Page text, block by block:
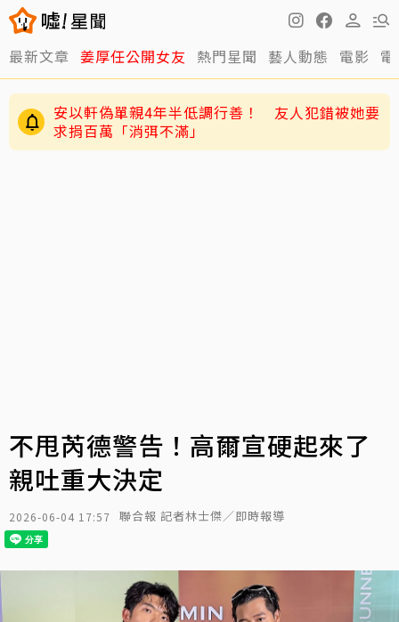
最新文章 姜厚任公開女友 熱門星聞 藝人動態 電影
安以軒偽單親4年半低調行善！ 友人犯錯被她要
求捐百萬「消弭不滿」
不甩芮德警告！高爾宣硬起來了
親吐重大決定
2026-06-04 17:57 聯合報 記者林士傑／即時報導